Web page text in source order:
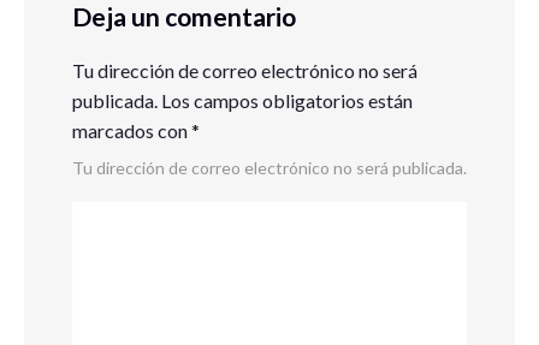
Deja un comentario
Tu dirección de correo electrónico no será
publicada. Los campos obligatorios están
marcados con*
Tu dirección de correo electrónico no será publicada.